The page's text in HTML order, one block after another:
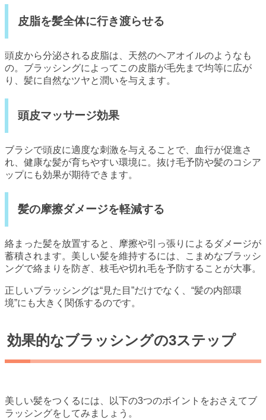
皮脂を髪全体に行き渡らせる
頭皮から分泌される皮脂は、天然のヘアオイルのようなも
の。ブラッシングによってこの皮脂が毛先まで均等に広が
り、髪に自然なツヤと潤いを与えます。
頭皮マッサージ効果
ブラシで頭皮に適度な刺激を与えることで、血行が促進さ
れ、健康な髪が育ちやすい環境に。抜け毛予防や髪のコシア
ップにも効果が期待できます。
髪の摩擦ダメージを軽減する
絡まった髪を放置すると、摩擦や引っ張りによるダメージが
蓄積されます。美しい髪を維持するには、こまめなブラッシ
ングで絡まりを防ぎ、枝毛や切れ毛を予防することが大事。
正しいブラッシングは“見た目”だけでなく、“髪の内部環
境”にも大きく関係するのです。
効果的なブラッシングの3ステップ
美しい髪をつくるには、以下の3つのポイントをおさえてブ
ラッシングをしてみましょう。